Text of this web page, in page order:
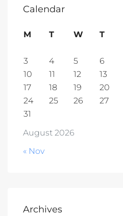
Calendar
August 2026
M T W T
3
4 5 6
10
11 12 13
17
18 19 20
24
25 26 27
31
« Nov
Archives